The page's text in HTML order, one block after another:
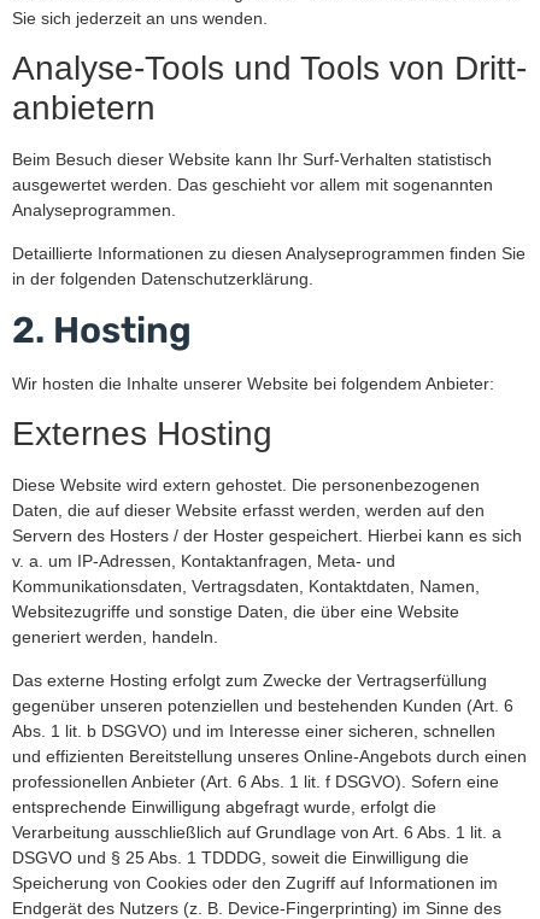
Sie sich jederzeit an uns wenden.
Analyse-Tools und Tools von Dritt­
anbietern
Beim Besuch dieser Website kann Ihr Surf-Verhalten statistisch
ausgewertet werden. Das geschieht vor allem mit sogenannten
Analyseprogrammen.
Detaillierte Informationen zu diesen Analyseprogrammen finden Sie
in der folgenden Datenschutzerklärung.
2. Hosting
Wir hosten die Inhalte unserer Website bei folgendem Anbieter:
Externes Hosting
Diese Website wird extern gehostet. Die personenbezogenen
Daten, die auf dieser Website erfasst werden, werden auf den
Servern des Hosters / der Hoster gespeichert. Hierbei kann es sich
v. a. um IP-Adressen, Kontaktanfragen, Meta- und
Kommunikationsdaten, Vertragsdaten, Kontaktdaten, Namen,
Websitezugriffe und sonstige Daten, die über eine Website
generiert werden, handeln.
Das externe Hosting erfolgt zum Zwecke der Vertragserfüllung
gegenüber unseren potenziellen und bestehenden Kunden (Art. 6
Abs. 1 lit. b DSGVO) und im Interesse einer sicheren, schnellen
und effizienten Bereitstellung unseres Online-Angebots durch einen
professionellen Anbieter (Art. 6 Abs. 1 lit. f DSGVO). Sofern eine
entsprechende Einwilligung abgefragt wurde, erfolgt die
Verarbeitung ausschließlich auf Grundlage von Art. 6 Abs. 1 lit. a
DSGVO und § 25 Abs. 1 TDDDG, soweit die Einwilligung die
Speicherung von Cookies oder den Zugriff auf Informationen im
Endgerät des Nutzers (z. B. Device-Fingerprinting) im Sinne des